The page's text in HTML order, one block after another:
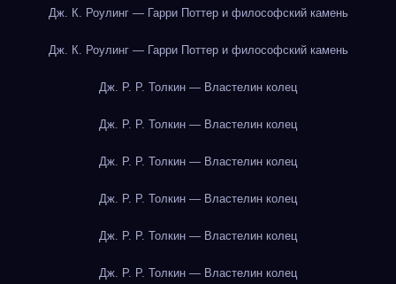
Дж. К. Роулинг — Гарри Поттер и философский камень
Дж. К. Роулинг — Гарри Поттер и философский камень
Дж. Р. Р. Толкин — Властелин колец
Дж. Р. Р. Толкин — Властелин колец
Дж. Р. Р. Толкин — Властелин колец
Дж. Р. Р. Толкин — Властелин колец
Дж. Р. Р. Толкин — Властелин колец
Дж. Р. Р. Толкин — Властелин колец